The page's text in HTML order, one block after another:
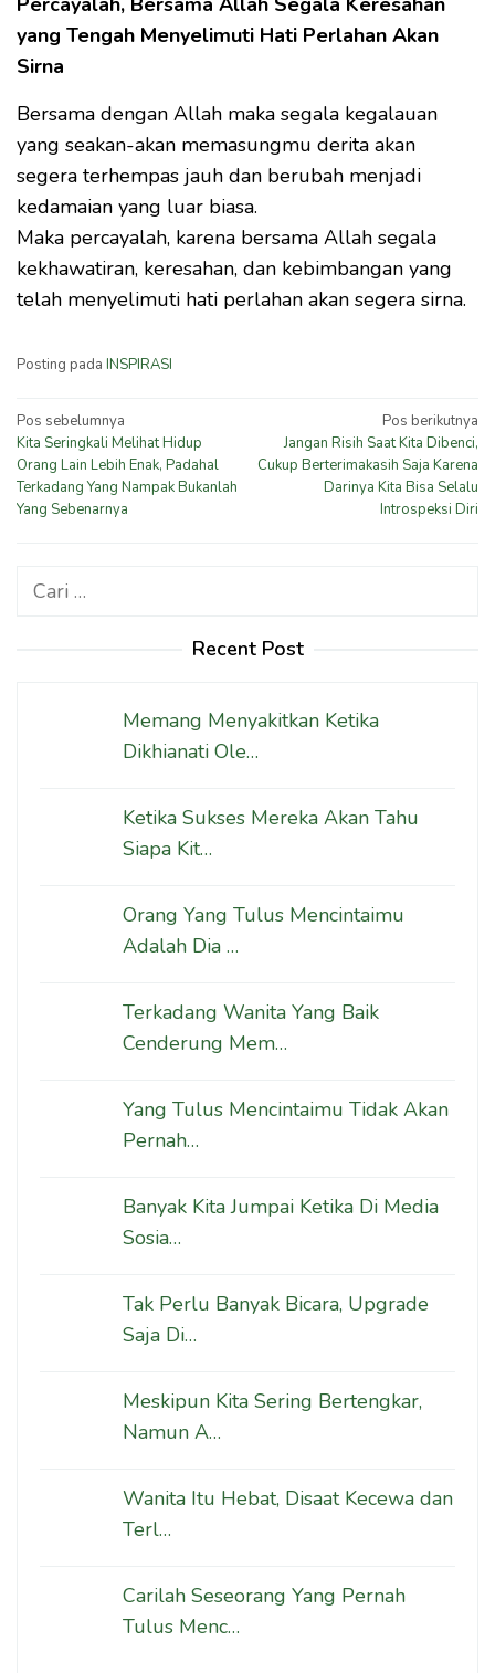
yang Tengah Menyelimuti Hati Perlahan Akan
Sirna
Bersama dengan Allah maka segala kegalauan
yang seakan-akan memasungmu derita akan
segera terhempas jauh dan berubah menjadi
kedamaian yang luar biasa.
Maka percayalah, karena bersama Allah segala
kekhawatiran, keresahan, dan kebimbangan yang
telah menyelimuti hati perlahan akan segera sirna.
Posting pada INSPIRASI
Navigasi
pos
Pos sebelumnya
Kita Seringkali Melihat Hidup
Orang Lain Lebih Enak, Padahal
Terkadang Yang Nampak Bukanlah
Yang Sebenarnya
Pos berikutnya
Jangan Risih Saat Kita Dibenci,
Cukup Berterimakasih Saja Karena
Darinya Kita Bisa Selalu
Introspeksi Diri
Cari
Recent Post
Memang Menyakitkan Ketika
Dikhianati Ole…
Ketika Sukses Mereka Akan Tahu
Siapa Kit…
Orang Yang Tulus Mencintaimu
Adalah Dia …
Terkadang Wanita Yang Baik
Cenderung Mem…
Yang Tulus Mencintaimu Tidak Akan
Pernah…
Banyak Kita Jumpai Ketika Di Media
Sosia…
Tak Perlu Banyak Bicara, Upgrade
Saja Di…
Meskipun Kita Sering Bertengkar,
Namun A…
Wanita Itu Hebat, Disaat Kecewa dan
Terl…
Carilah Seseorang Yang Pernah
Tulus Menc…